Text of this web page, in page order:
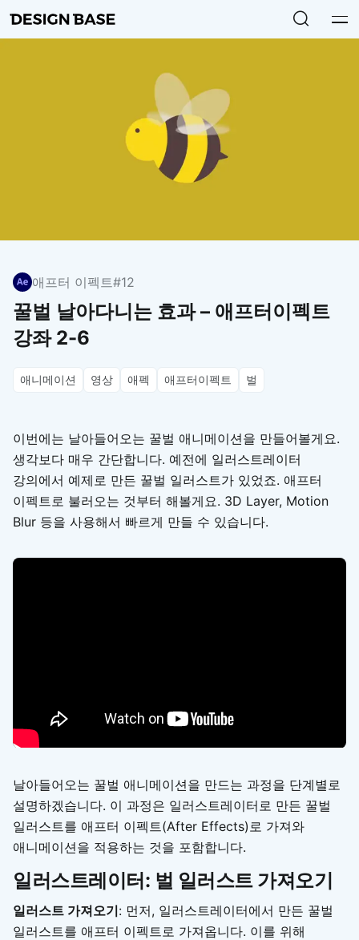
애프터 이펙트#12
꿀벌 날아다니는 효과 – 애프터이펙트
강좌 2-6
애니메이션 영상 애펙 애프터이펙트 벌
이번에는 날아들어오는 꿀벌 애니메이션을 만들어볼게요.
생각보다 매우 간단합니다. 예전에 일러스트레이터
강의에서 예제로 만든 꿀벌 일러스트가 있었죠. 애프터
이펙트로 불러오는 것부터 해볼게요. 3D Layer, Motion
Blur 등을 사용해서 빠르게 만들 수 있습니다.
날아들어오는 꿀벌 애니메이션을 만드는 과정을 단계별로
설명하겠습니다. 이 과정은 일러스트레이터로 만든 꿀벌
일러스트를 애프터 이펙트(After Effects)로 가져와
애니메이션을 적용하는 것을 포함합니다.
일러스트레이터: 벌 일러스트 가져오기
일러스트 가져오기: 먼저, 일러스트레이터에서 만든 꿀벌
일러스트를 애프터 이펙트로 가져옵니다. 이를 위해